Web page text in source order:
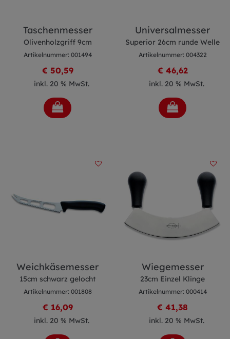
Taschenmesser
Olivenholzgriff 9cm
Artikelnummer: 001494
€ 50,59
inkl. 20 % MwSt.
Universalmesser
Superior 26cm runde Welle
Artikelnummer: 004322
€ 46,62
inkl. 20 % MwSt.
Weichkäsemesser
15cm schwarz gelocht
Artikelnummer: 001808
€ 16,09
inkl. 20 % MwSt.
Wiegemesser
23cm Einzel Klinge
Artikelnummer: 000414
€ 41,38
inkl. 20 % MwSt.